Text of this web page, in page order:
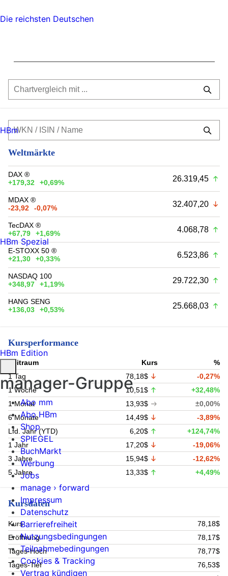
Weltmärkte
DAX ®
+179,32
+0,69% 26.319,45
MDAX ®
-23,92
-0,07% 32.407,20
TecDAX ®
+67,79
+1,69% 4.068,78
E-STOXX 50 ®
+21,30
+0,33% 6.523,86
NASDAQ 100
+348,97
+1,19% 29.722,30
HANG SENG
+136,03
+0,53% 25.668,03
Kursperformance
Zeitraum Kurs
%
1 Tag
78,18$
-0,27%
1 Woche
10,51$
+32,48%
1 Monat
13,93$
±0,00%
6 Monate
14,49$
-3,89%
Lfd. Jahr (YTD)
6,20$
+124,74%
1 Jahr
17,20$
-19,06%
3 Jahre
15,94$
-12,62%
5 Jahre
13,33$ +4,49%
Kursdaten
Kurs
78,18$
Eröffnung
78,17$
Tages-Hoch
78,77$
Tages-Tief
76,53$
Die reichsten Deutschen
HBm
HBm Spezial
HBm Edition
manager-Gruppe
Abo mm
Abo HBm
Shop
SPIEGEL
BuchMarkt
Werbung
Jobs
manage › forward
Impressum
Datenschutz
Barrierefreiheit
Nutzungsbedingungen
Teilnahmebedingungen
Cookies & Tracking
Vertrag kündigen